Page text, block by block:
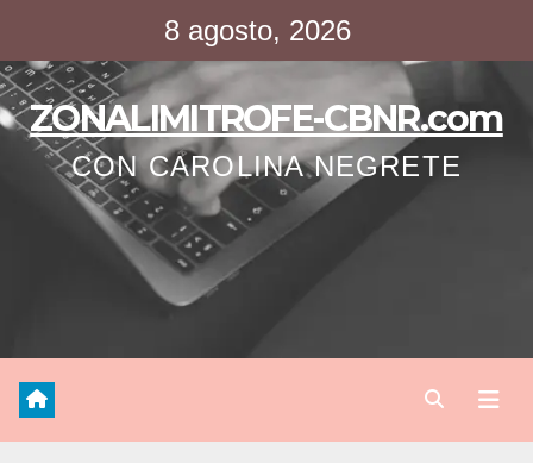
contenido
8 agosto, 2026
ZONALIMITROFE-CBNR.com
CON CAROLINA NEGRETE